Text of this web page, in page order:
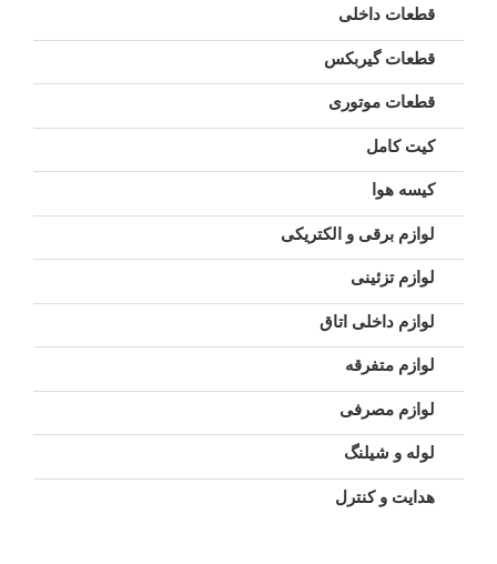
قطعات داخلی
قطعات گیربکس
قطعات موتوری
کیت کامل
کیسه هوا
لوازم برقی و الکتریکی
لوازم تزئینی
لوازم داخلی اتاق
لوازم متفرقه
لوازم مصرفی
لوله و شیلنگ
هدایت و کنترل